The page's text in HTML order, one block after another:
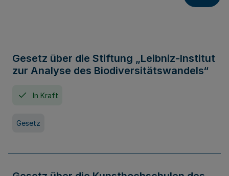
Gesetz über die Stiftung „Leibniz-Institut
zur Analyse des Biodiversitätswandels“
In Kraft
Gesetz